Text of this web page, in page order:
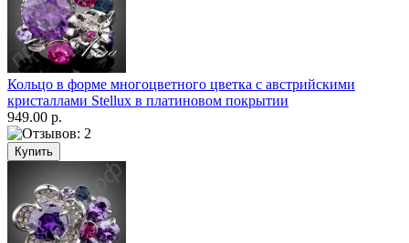
Кольцо в форме многоцветного цветка с австрийскими
кристаллами Stellux в платиновом покрытии
949.00 р.